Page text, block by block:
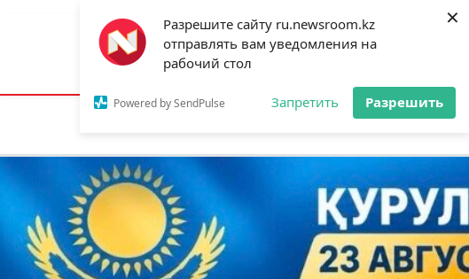
Разрешите сайту ru.newsroom.kz
отправлять вам уведомления на
рабочий стол
Powered by SendPulse Запретить Разрешить
×
Астана:19°C Алматы:25°C Шымкент:
Новости Аналитика